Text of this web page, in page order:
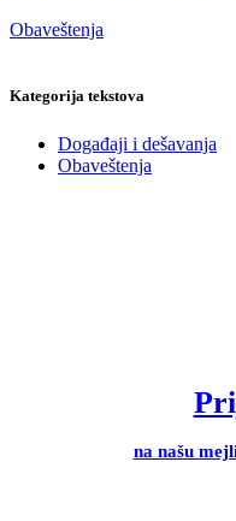
Obaveštenja
Kategorija tekstova
Događaji i dešavanja
Obaveštenja
na našu